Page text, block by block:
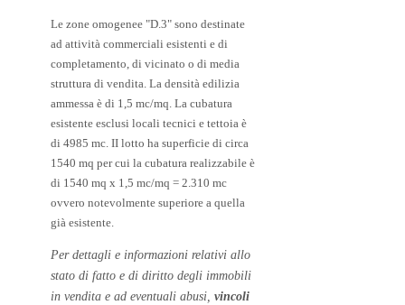
Le zone omogenee "D.3" sono destinate
ad attività commerciali esistenti e di
completamento, di vicinato o di media
struttura di vendita. La densità edilizia
ammessa è di 1,5 mc/mq. La cubatura
esistente esclusi locali tecnici e tettoia è
di 4985 mc. II lotto ha superficie di circa
1540 mq per cui la cubatura realizzabile è
di 1540 mq x 1,5 mc/mq = 2.310 mc
ovvero notevolmente superiore a quella
già esistente.
Per dettagli e informazioni relativi allo
stato di fatto e di diritto degli immobili
in vendita e ad eventuali abusi, vincoli